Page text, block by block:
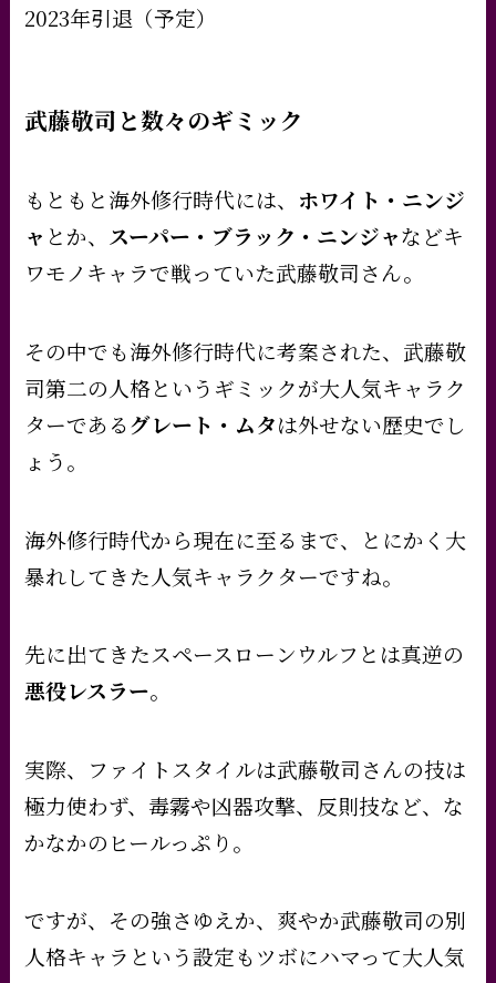
2023年引退（予定）
武藤敬司と数々のギミック
もともと海外修行時代には、 ホワイト・ニンジ
ャ とか、 スーパー・ブラック・ニンジャなどキ
ワモノキャラで戦っていた武藤敬司さん。
その中でも海外修行時代に考案された、武藤敬
司第二の人格というギミックが大人気キャラク
ターであるグレート・ムタは外せない歴史でし
ょう。
海外修行時代から現在に至るまで、とにかく大
暴れしてきた人気キャラクターですね。
先に出てきたスペースローンウルフとは真逆の
悪役レスラー。
実際、 ファイトスタイルは武藤敬司さんの技は
極力使わず、毒霧や凶器攻撃、反則技など、な
かなかのヒールっぷり。
ですが、その強さゆえか、爽やか武藤敬司の別
人格キャラという設定もツボにハマって大人気